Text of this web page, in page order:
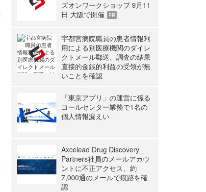
ズオンワークショップ 9月11
日 大阪で開催
PR
宇都宮病院職員の患者情報利
用による別医療機関のダイレ
クトメール郵送、調査の結果
直接的金銭的利益の受領が無
いことを確認
「東京アプリ」の運営に係る
コールセンター業務で1名の
個人情報漏えい
Axcelead Drug Discovery
Partners社員のメールアカウ
ントに不正アクセス、約
7,000通のメールで痕跡を確
認